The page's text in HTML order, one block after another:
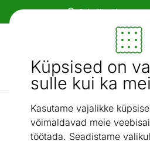
Küpsised on
sulle kui ka
Kasutame vajalikke
võimaldavad meie
töötada. Seadistame
Paindlikud ja
Mööbel ja sisustus -
Otsi...
Uued tooted / Sleepwell